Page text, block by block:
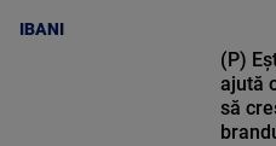
IBANI
(P)
ajută
să